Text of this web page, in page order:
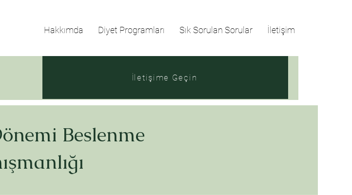
Hakkımda Diyet Programları Sık Sorulan Sorular İletişim
İletişime Geçin
Beslenme